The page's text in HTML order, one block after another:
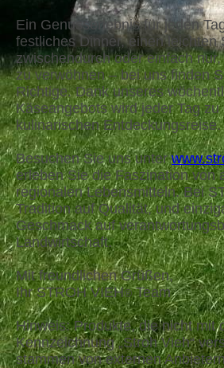
Ein Genusserlebnis für jeden
festliches Dinner, einen leichten
zwischendurch oder einfach
zu verwöhnen – bei uns finden
Richtige. Dank unseres
Käseangebots wird jeder Tag
kulinarischen Entdeckungsreise.
Besuchen Sie uns unter
erleben Sie die Faszination von
regionalen Lebensmitteln. Bei
Tradition auf Qualität, und
Geschmack auf
Landwirtschaft.
Mit freundlichen Grüßen,
Ihr STROH VIEH®Team
Hinweis: Produkte, die nicht mit
Kennzeichnung „Stroh Vieh“
stammen von externen